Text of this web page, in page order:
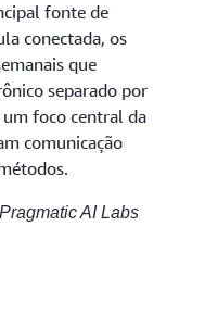
fonte de
conectada, os
que
separado por
um foco central da
comunicação
AI Labs